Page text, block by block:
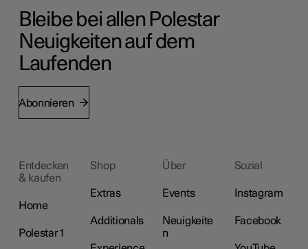
Bleibe bei allen Polestar
Neuigkeiten auf dem
Laufenden
Abonnieren
Entdecken
& kaufen
Home
Polestar 1
Shop
Extras
Additionals
Über
Events
Neuigkeite
n
Sozial
Instagram
Facebook